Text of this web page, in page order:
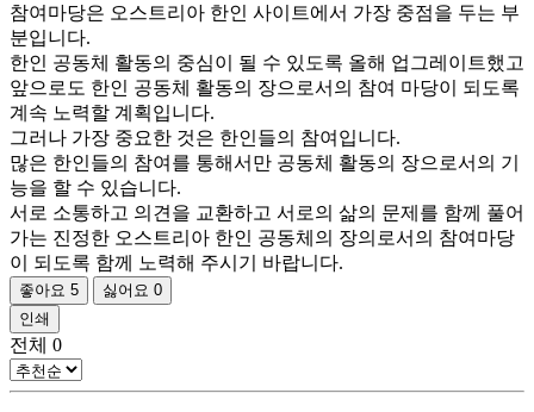
참여마당은 오스트리아 한인 사이트에서 가장 중점을 두는 부
분입니다.
한인 공동체 활동의 중심이 될 수 있도록 올해 업그레이트했고
앞으로도 한인 공동체 활동의 장으로서의 참여 마당이 되도록
계속 노력할 계획입니다.
그러나 가장 중요한 것은 한인들의 참여입니다.
많은 한인들의 참여를 통해서만 공동체 활동의 장으로서의 기
능을 할 수 있습니다.
서로 소통하고 의견을 교환하고 서로의 삶의 문제를 함께 풀어
가는 진정한 오스트리아 한인 공동체의 장의로서의 참여마당
이 되도록 함께 노력해 주시기 바랍니다.
좋아요 5 싫어요 0
인쇄
전체 0